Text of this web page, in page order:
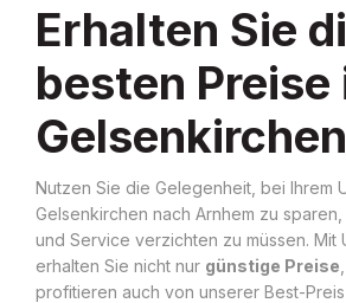
Erhalten Sie
besten Preise
Gelsenkirchen
Nutzen Sie die Gelegenheit, bei Ihrem
Gelsenkirchen nach Arnhem zu
und Service verzichten zu müssen. Mit
erhalten Sie nicht nur günstige Preise
profitieren auch von unserer Best-